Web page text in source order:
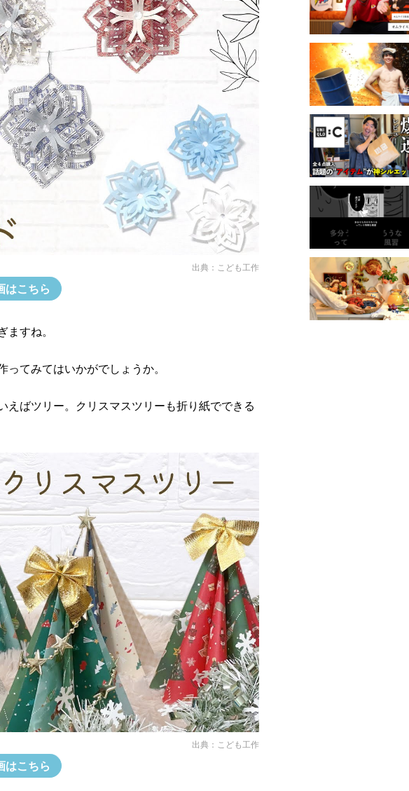
出典： こども工作
はこちら
すね。
てみてはいかがでしょうか。
ばツリー。クリスマスツリーも折り紙でできる
出典： こども工作
はこちら